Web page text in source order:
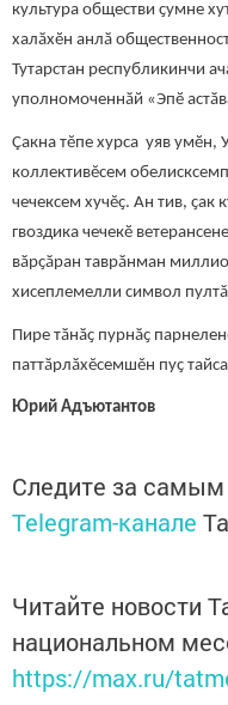
культура обществи ҫумне
халӑхӗн анлӑ
Тутарстан республикинчи
уполномоченнӑй «Эпӗ
Çакна тĕпе хурса уяв умӗн,
коллективĕсем
чечексем хучĕҫ. Ан тив,
гвоздика чечекӗ
вӑрҫӑран таврӑнман
хисеплемелли символ
Пире тӑнӑҫ пурнӑҫ
паттӑрлӑхĕсемшĕн пуҫ
Юрий Адъютантов
Следите за
Telegram-канале
Читайте новости
национальном
https://max.ru/